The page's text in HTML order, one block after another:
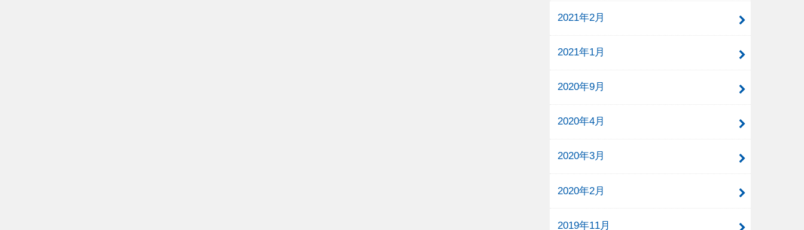
2021年2月
2021年1月
2020年9月
2020年4月
2020年3月
2020年2月
2019年11月